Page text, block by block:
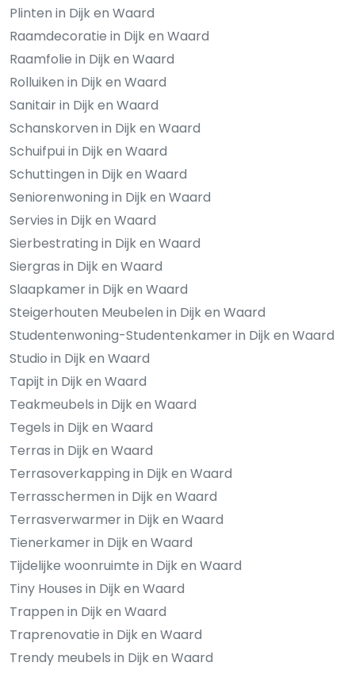
Plinten in Dijk en Waard
Raamdecoratie in Dijk en Waard
Raamfolie in Dijk en Waard
Rolluiken in Dijk en Waard
Sanitair in Dijk en Waard
Schanskorven in Dijk en Waard
Schuifpui in Dijk en Waard
Schuttingen in Dijk en Waard
Seniorenwoning in Dijk en Waard
Servies in Dijk en Waard
Sierbestrating in Dijk en Waard
Siergras in Dijk en Waard
Slaapkamer in Dijk en Waard
Steigerhouten Meubelen in Dijk en Waard
Studentenwoning-Studentenkamer in Dijk en Waard
Studio in Dijk en Waard
Tapijt in Dijk en Waard
Teakmeubels in Dijk en Waard
Tegels in Dijk en Waard
Terras in Dijk en Waard
Terrasoverkapping in Dijk en Waard
Terrasschermen in Dijk en Waard
Terrasverwarmer in Dijk en Waard
Tienerkamer in Dijk en Waard
Tijdelijke woonruimte in Dijk en Waard
Tiny Houses in Dijk en Waard
Trappen in Dijk en Waard
Traprenovatie in Dijk en Waard
Trendy meubels in Dijk en Waard